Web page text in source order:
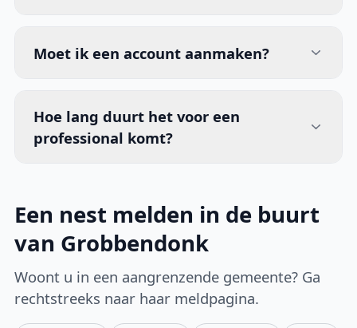
Moet ik een account aanmaken?
Hoe lang duurt het voor een
professional komt?
Een nest melden in de buurt
van Grobbendonk
Woont u in een aangrenzende gemeente? Ga
rechtstreeks naar haar meldpagina.